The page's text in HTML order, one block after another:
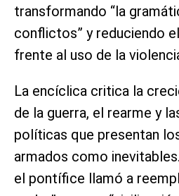
transformando “la
conflictos” y reduciendo
frente al uso de la
La encíclica critica la
de la guerra, el rearme y
políticas que presentan
armados como
el pontífice llamó a